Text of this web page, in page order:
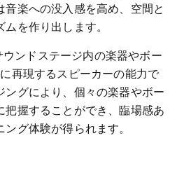
楽への没入感を高め、空間と
ムを作り出します。
ンドステージ内の楽器やボー
再現するスピーカーの能力で
ングにより、個々の楽器やボー
把握することができ、臨場感あ
グ体験が得られます。